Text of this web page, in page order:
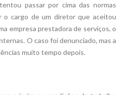
passar por cima das normas
o cargo de um diretor que aceitou
empresa prestadora de serviços, o
O caso foi denunciado, mas a
muito tempo depois.